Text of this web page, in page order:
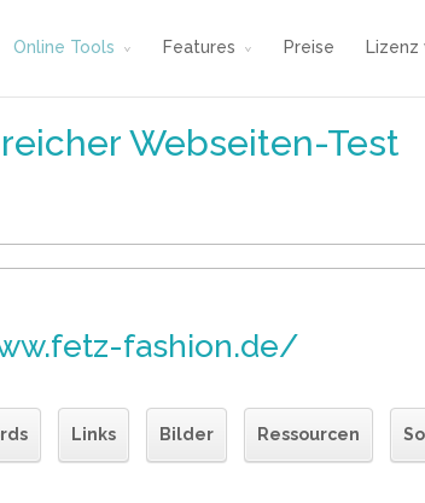
Online Tools Features Preise Lizenz
Webseiten-Test
fashion.de/
Links Bilder Ressourcen